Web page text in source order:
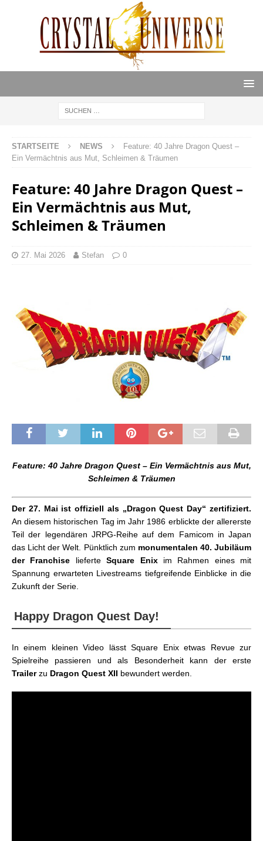
STARTSEITE NEWS
Feature: 40 Jahre Dragon Quest –
Ein Vermächtnis aus Mut, Schleimen & Träumen
Feature: 40 Jahre Dragon Quest –
Ein Vermächtnis aus Mut,
Schleimen & Träumen
27. Mai 2026 Stefan 0
Feature: 40 Jahre Dragon Quest – Ein Vermächtnis aus Mut,
Schleimen & Träumen
Der 27. Mai ist offiziell als „Dragon Quest Day“ zertifiziert.
An diesem historischen Tag im Jahr 1986 erblickte der allererste
Teil der legendären JRPG-Reihe auf dem Famicom in Japan
das Licht der Welt. Pünktlich zum monumentalen 40. Jubiläum
der Franchise lieferteSquare Enixim Rahmen eines mit
Spannung erwarteten Livestreams tiefgreifende Einblicke in die
Zukunft der Serie.
Happy Dragon Quest Day!
In einem kleinen Video lässt Square Enix etwas Revue zur
Spielreihe passieren und als Besonderheit kann der erste
Trailerzu Dragon Quest XII bewundert werden.